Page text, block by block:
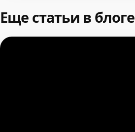
Еще статьи в блоге